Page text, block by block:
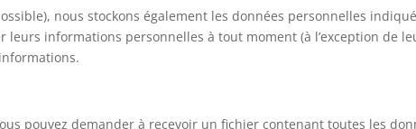
nous stockons également les données personnelles
informations personnelles à tout moment (à l’exception de
pouvez demander à recevoir un fichier contenant toutes les